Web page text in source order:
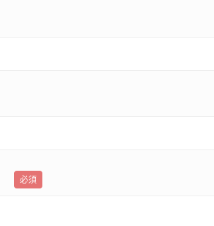
必須